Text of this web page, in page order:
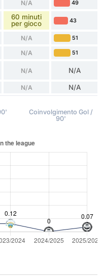
N/A 49
60 minuti
per gioco
43
N/A 51
N/A 51
N/A N/A
N/A N/A
Coinvolgimento Gol /
90'